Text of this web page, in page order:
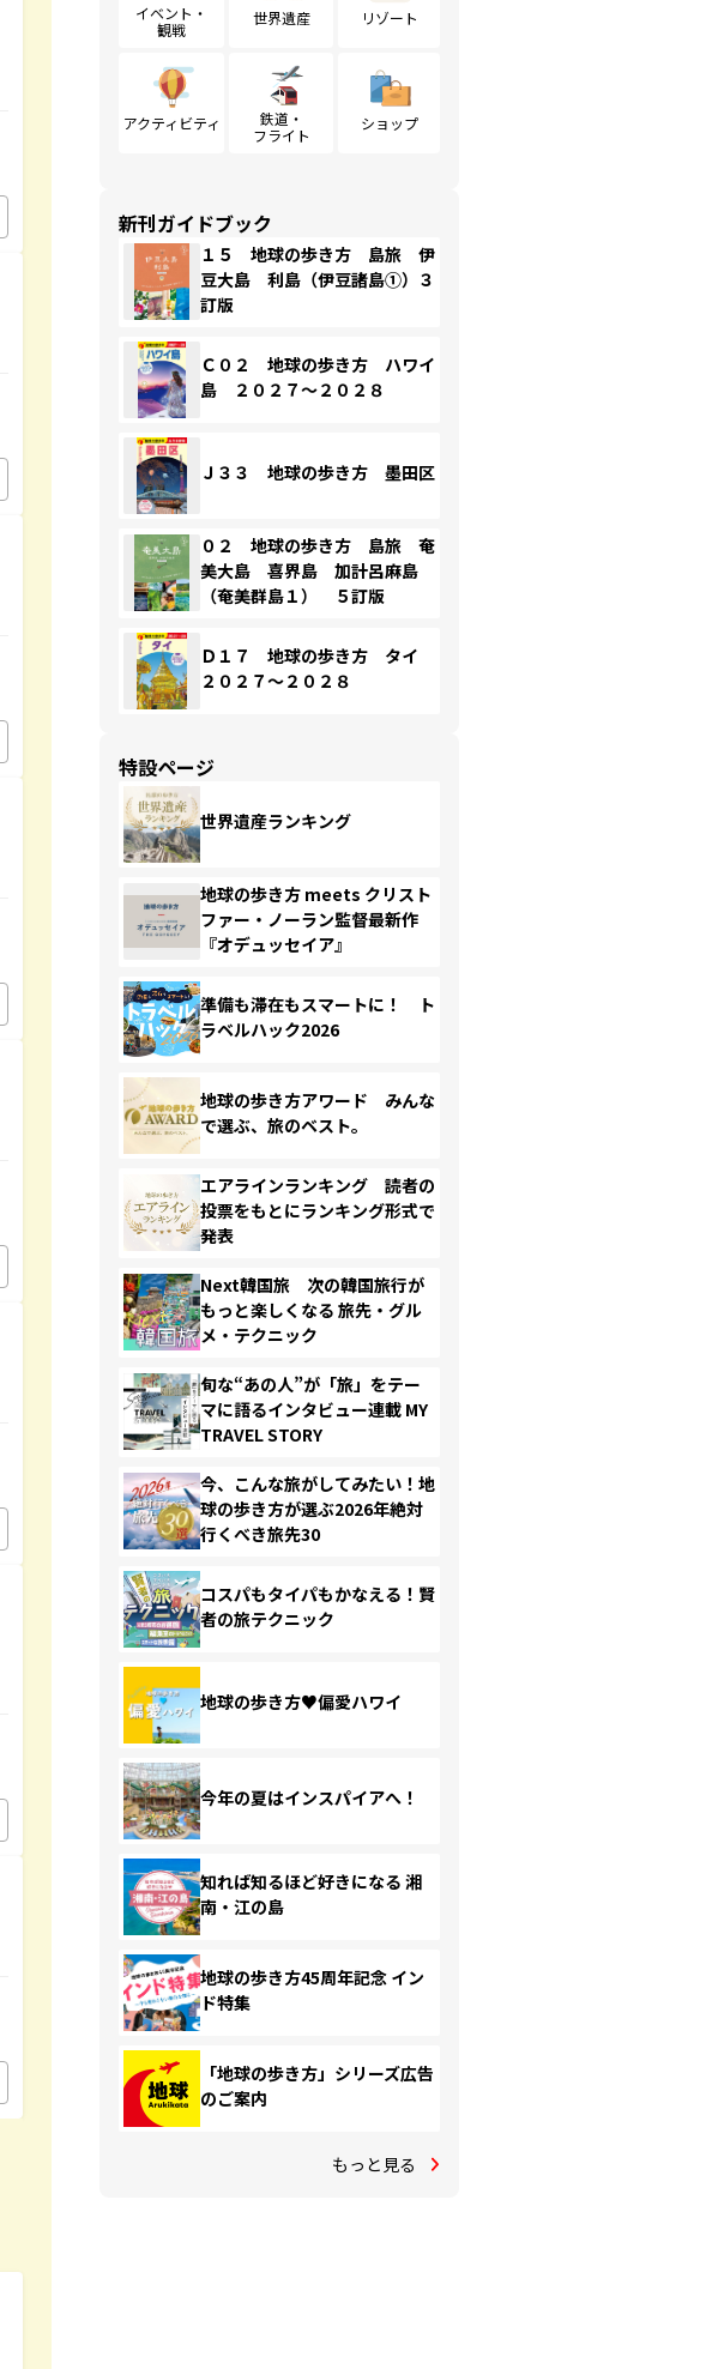
イベント・
観戦
世界遺産 リゾート
アクティビティ
鉄道・
フライト
ショップ
新刊ガイドブック
１５ 地球の歩き方 島旅 伊
豆大島 利島（伊豆諸島①）３
訂版
Ｃ０２ 地球の歩き方 ハワイ
島 ２０２７～２０２８
Ｊ３３ 地球の歩き方 墨田区
０２ 地球の歩き方 島旅 奄
美大島 喜界島 加計呂麻島
（奄美群島１） ５訂版
Ｄ１７ 地球の歩き方 タイ
２０２７～２０２８
特設ページ
世界遺産ランキング
地球の歩き方 meets クリスト
ファー・ノーラン監督最新作
『オデュッセイア』
準備も滞在もスマートに！ ト
ラベルハック2026
地球の歩き方アワード みんな
で選ぶ、旅のベスト。
エアラインランキング 読者の
投票をもとにランキング形式で
発表
Next韓国旅 次の韓国旅行が
もっと楽しくなる 旅先・グル
メ・テクニック
旬な“あの人”が「旅」をテー
マに語るインタビュー連載 MY
TRAVEL STORY
今、こんな旅がしてみたい！地
球の歩き方が選ぶ2026年絶対
行くべき旅先30
コスパもタイパもかなえる！賢
者の旅テクニック
地球の歩き方♥偏愛ハワイ
今年の夏はインスパイアへ！
知れば知るほど好きになる 湘
南・江の島
地球の歩き方45周年記念 イン
ド特集
「地球の歩き方」シリーズ広告
のご案内
もっと見る